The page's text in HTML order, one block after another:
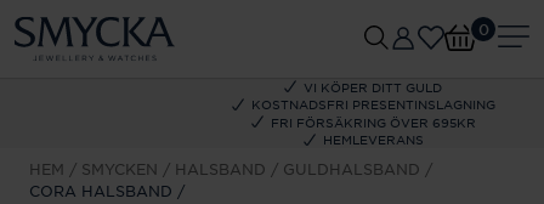
VI KÖPER DITT GULD
KOSTNADSFRI PRESENTINSLAGNING
FRI FÖRSÄKRING ÖVER 695KR
HEMLEVERANS
0
HEM SMYCKEN HALSBAND
GULDHALSBAND
CORA HALSBAND